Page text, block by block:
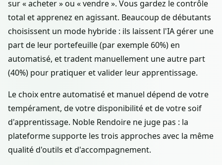
sur « acheter » ou « vendre ». Vous gardez le contrôle
total et apprenez en agissant. Beaucoup de débutants
choisissent un mode hybride : ils laissent l'IA gérer une
part de leur portefeuille (par exemple 60%) en
automatisé, et tradent manuellement une autre part
(40%) pour pratiquer et valider leur apprentissage.
Le choix entre automatisé et manuel dépend de votre
tempérament, de votre disponibilité et de votre soif
d'apprentissage. Noble Rendoire ne juge pas : la
plateforme supporte les trois approches avec la même
qualité d'outils et d'accompagnement.